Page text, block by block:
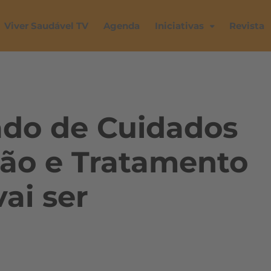
Viver Saudável TV Agenda Iniciativas Revista
de Cuidados
e Tratamento
ser